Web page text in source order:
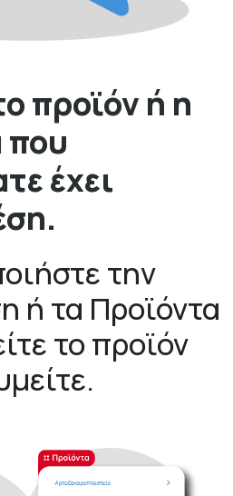
προϊόν ή η
που
έχει
την
ή τα Προϊόντα
το προϊόν